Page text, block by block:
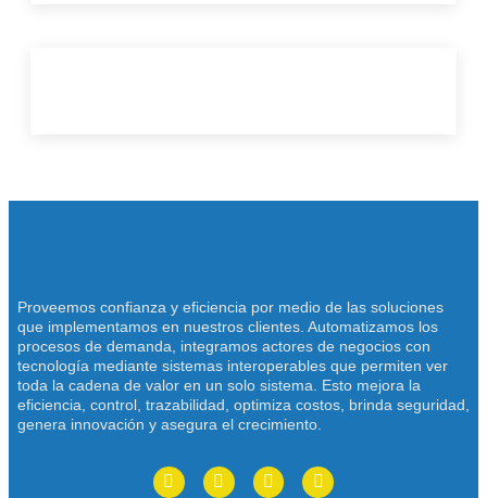
Proveemos confianza y eficiencia por medio de las soluciones
que implementamos en nuestros clientes. Automatizamos los
procesos de demanda, integramos actores de negocios con
tecnología mediante sistemas interoperables que permiten ver
toda la cadena de valor en un solo sistema. Esto mejora la
eficiencia, control, trazabilidad, optimiza costos, brinda seguridad,
genera innovación y asegura el crecimiento.